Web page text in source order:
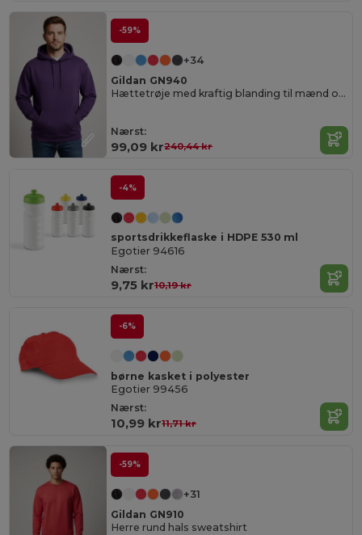
-59%
+34
Gildan GN940
Hættetrøje med kraftig blanding til mænd og kvinder
Nærst:
99,09 kr240,44 kr
-4%
sportsdrikkeflaske i HDPE 530 ml
Egotier 94616
Nærst:
9,75 kr10,19 kr
-6%
børne kasket i polyester
Egotier 99456
Nærst:
10,99 kr11,71 kr
-59%
+31
Gildan GN910
Herre rund hals sweatshirt